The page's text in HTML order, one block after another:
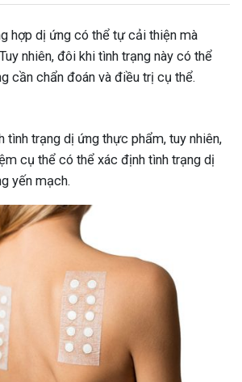
hợp dị ứng có thể tự cải thiện mà
nhiên, đôi khi tình trạng này có thể
cần chẩn đoán và điều trị cụ thể.
tình trạng dị ứng thực phẩm, tuy nhiên,
cụ thể có thể xác định tình trạng dị
yến mạch.